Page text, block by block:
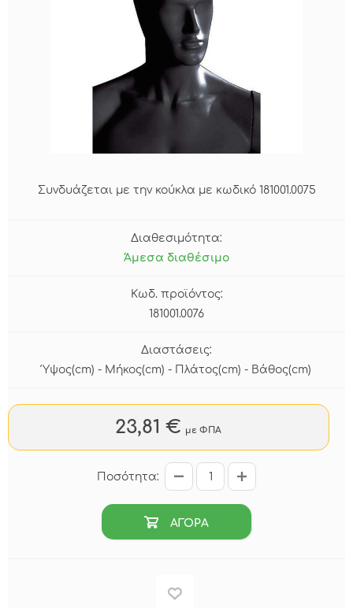
Συνδυάζεται με την κούκλα με κωδικό 181001.0075
Διαθεσιμότητα:
Άμεσα διαθέσιμο
Κωδ. προϊόντος:
181001.0076
Διαστάσεις:
Ύψος(cm) - Μήκος(cm) - Πλάτος(cm) - Βάθος(cm)
23,81 € με ΦΠΑ
Ποσότητα:
ΑΓΟΡΑ